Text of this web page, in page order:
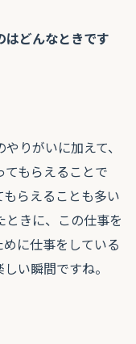
どんなときです
りがいに加えて、
もらえることで
らえることも多い
きに、この仕事を
に仕事をしている
い瞬間ですね。